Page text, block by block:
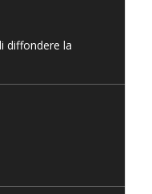
diffondere la